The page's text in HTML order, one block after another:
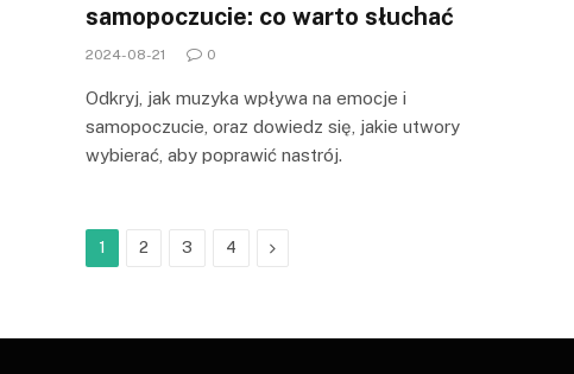
samopoczucie: co warto słuchać
2024-08-21 0
Odkryj, jak muzyka wpływa na emocje i
samopoczucie, oraz dowiedz się, jakie utwory
wybierać, aby poprawić nastrój.
1 2 3 4 Next